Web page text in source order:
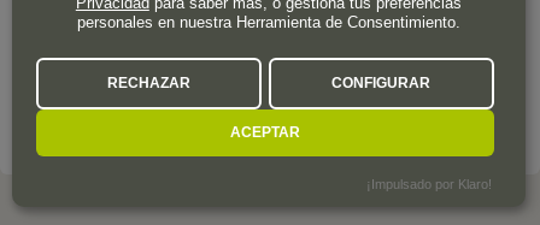
La misión del equipo de Laurent Ponsot es dar con las
productos químicos.
personales en nuestra Herramienta de Consentimiento.
RECHAZAR CONFIGURAR
ACEPTAR
¡Impulsado por Klaro!